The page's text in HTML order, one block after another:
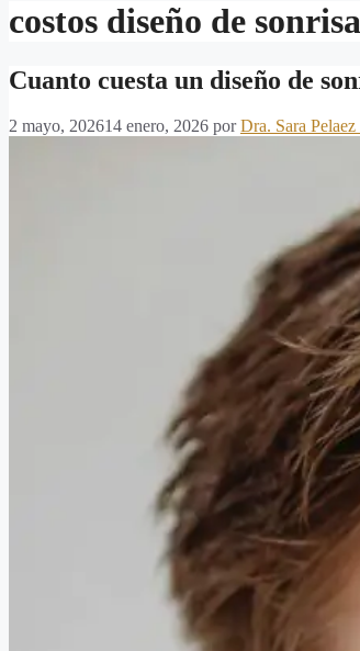
costos diseño de sonrisa
Cuanto cuesta un diseño de
2 mayo, 202614 enero, 2026 porDra. Sara